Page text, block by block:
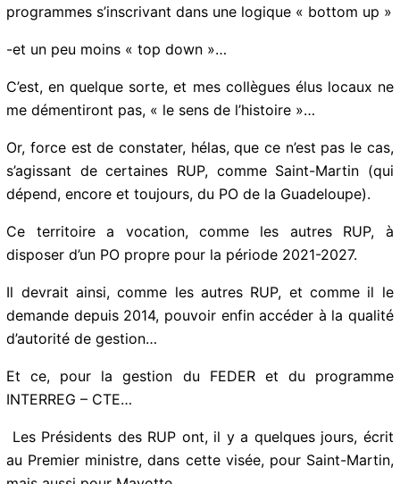
Ou encore, comme on dit à Saint-Martin, des
up »
-et un peu moins « top down »…
ne me démentiront pas, « le sens de l’histoire »…
Or, force est de constater, hélas, que ce n’est pas le
(qui dépend, encore et toujours, du PO de la
Guadeloupe).
Ce territoire a vocation, comme les autres RUP, à
disposer d’un PO propre pour la période 2021-2027.
demande depuis 2014, pouvoir enfin accéder à la
qualité d’autorité de gestion…
Et ce, pour la gestion du FEDER et du programme
INTERREG – CTE…